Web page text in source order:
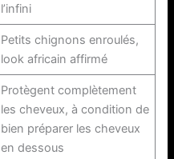
l’infini
Petits chignons enroulés,
look africain affirmé
Protègent complètement
les cheveux, à condition de
bien préparer les cheveux
en dessous